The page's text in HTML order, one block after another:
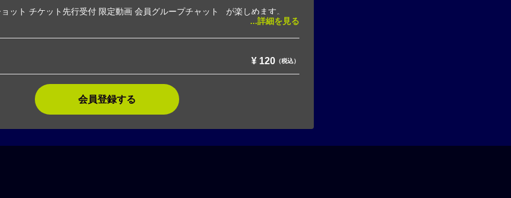
ット チケット先行受付 限定動画 会員グループチャット が楽しめます。
...詳細を見る
¥ 120 （税込）
会員登録する